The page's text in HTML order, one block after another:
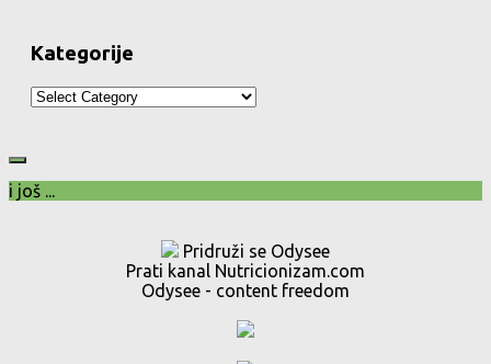
Kategorije
Kategorije
i još ...
Pridruži se Odysee
Prati kanal Nutricionizam.com
Odysee - content freedom